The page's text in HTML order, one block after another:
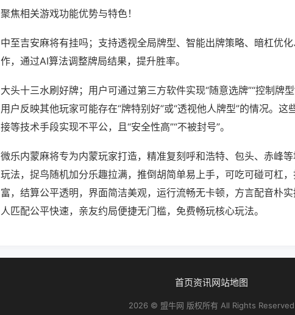
聚焦相关游戏功能优势与特色！
中至吉安麻将有挂吗；支持透视全局牌型、智能出牌策略、暗杠优
作，通过AI算法调整牌局结果，提升胜率。
大头十三水刷好牌；用户可通过第三方软件实现“随意选牌”“控制牌
用户反映其他玩家可能存在“牌特别好”或“透视他人牌型”的情况。
接等技术手段实现不平公，且“安全性高”“不被封号”。
微乐内蒙麻将专为内蒙玩家打造，精准复刻呼和浩特、包头、赤峰
玩法，捉鸟随机加分乐趣拉满，推倒胡简单易上手，可吃可碰可杠
富，结算公平透明，界面简洁美观，运行流畅无卡顿，方言配音朴
人匹配公平快速，亲友约局便捷无门槛，免费畅玩核心玩法。
首页资讯网站地图
2026 © 盟牛网 版权所有 All Rights Reserved